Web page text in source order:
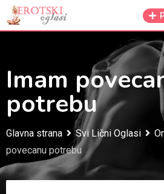
Skip
to
Imam
potrebu
Glavna strana Svi Lični Oglasi
povecanu potrebu